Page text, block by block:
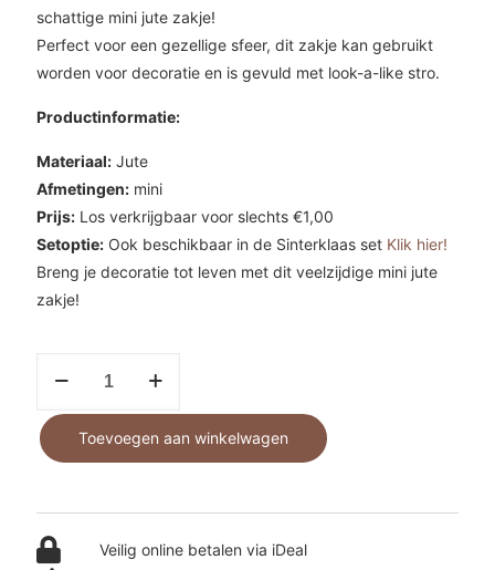
schattige mini jute zakje!
Perfect voor een gezellige sfeer, dit zakje kan gebruikt
worden voor decoratie en is gevuld met look-a-like stro.
Productinformatie:
Materiaal: Jute
Afmetingen: mini
Prijs: Los verkrijgbaar voor slechts €1,00
Setoptie: Ook beschikbaar in de Sinterklaas set Klik hier!
Breng je decoratie tot leven met dit veelzijdige mini jute
zakje!
aantal
Toevoegen aan winkelwagen
Veilig online betalen via iDeal